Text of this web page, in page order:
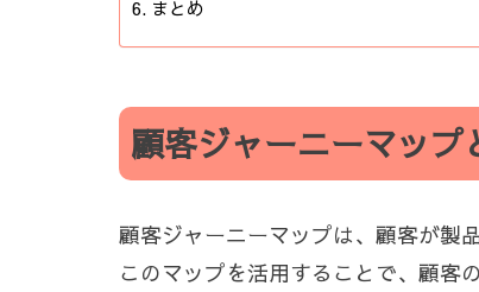
まとめ
顧客ジャーニーマップ
顧客ジャーニーマップは、顧客が製
このマップを活用することで、顧客